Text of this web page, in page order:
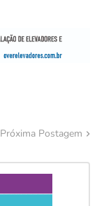
Próxima Postagem